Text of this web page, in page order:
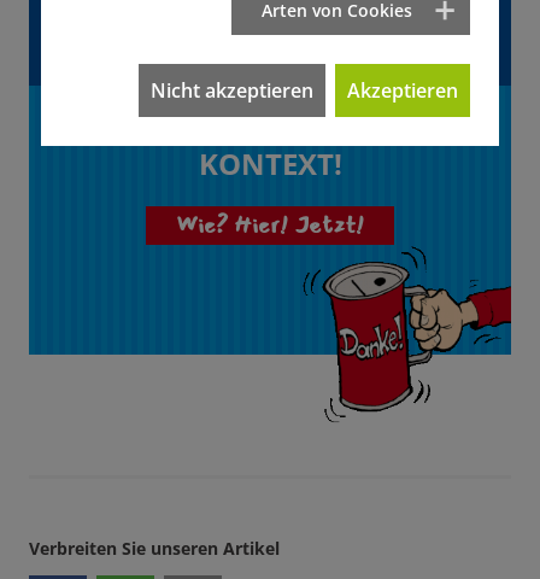
Artikel?
Unterstützen Sie
KONTEXT!
Wie? Hier! Jetzt!
Verbreiten Sie unseren Artikel
Arten von Cookies
Nicht akzeptieren Akzeptieren